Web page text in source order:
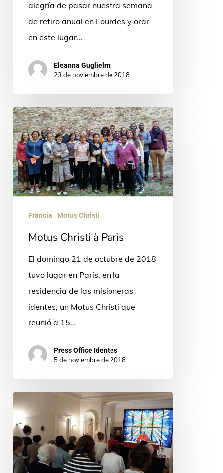
alegría de pasar nuestra semana
de retiro anual en Lourdes y orar
en este lugar…
Eleanna Guglielmi
23 de noviembre de 2018
Motus
Christi
à
Paris
Francia Motus Christi
Motus Christi à Paris
El domingo 21 de octubre de 2018
tuvo lugar en París, en la
residencia de las misioneras
identes, un Motus Christi que
reunió a 15…
Press Office Identes
5 de noviembre de 2018
Espíritu
familia,
benevolencia
y